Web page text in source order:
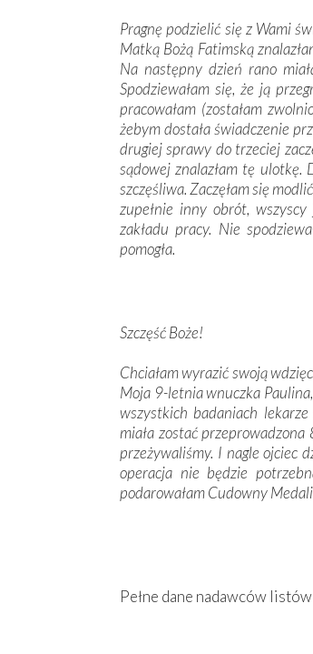
Pragnę podzielić się z Wami
Matką Bożą Fatimską
Na następny dzień rano
Spodziewałam się, że ją
pracowałam (zostałam
żebym dostała świadczenie
drugiej sprawy do trzeciej
sądowej znalazłam tę ulotkę.
szczęśliwa. Zaczęłam się
zupełnie inny obrót,
zakładu pracy. Nie
pomogła.
Szczęść Boże!
Chciałam wyrazić swoją
Moja 9-letnia wnuczka
wszystkich badaniach
miała zostać
przeżywaliśmy. I nagle ojciec
operacja nie będzie
podarowałam Cudowny
Pełne dane nadawców